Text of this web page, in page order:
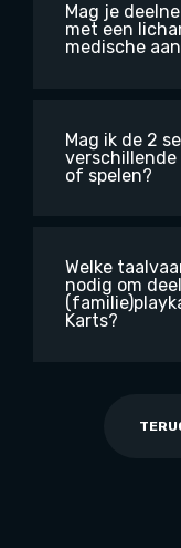
Mag je
met een
medische
Mag ik de 2
of spelen?
Welke
nodig om
Karts?